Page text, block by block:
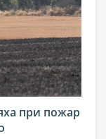
при пожар